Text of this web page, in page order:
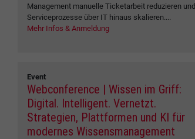
Management manuelle Ticketarbeit reduzieren und
Serviceprozesse über IT hinaus skalieren....
Mehr Infos & Anmeldung
Event
Webconference | Wissen im Griff:
Digital. Intelligent. Vernetzt.
Strategien, Plattformen und KI für
modernes Wissensmanagement